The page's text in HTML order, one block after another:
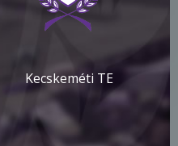
Kecskeméti TE